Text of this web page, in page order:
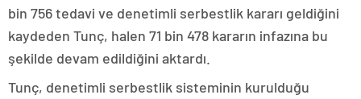
bin 756 tedavi ve denetimli serbestlik kararı geldiğini
kaydeden Tunç, halen 71 bin 478 kararın infazına bu
şekilde devam edildiğini aktardı.
Tunç, denetimli serbestlik sisteminin kurulduğu